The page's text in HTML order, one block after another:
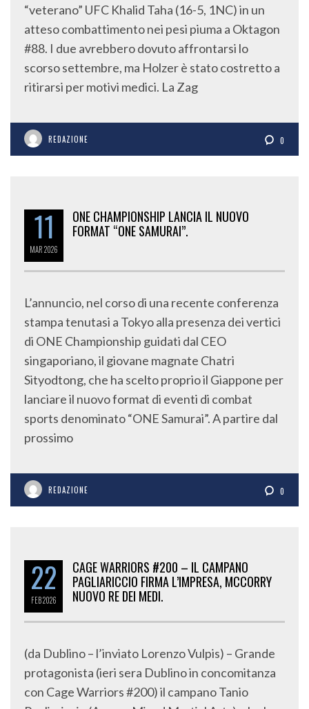
“veterano” UFC Khalid Taha (16-5, 1NC) in un
atteso combattimento nei pesi piuma a Oktagon
#88. I due avrebbero dovuto affrontarsi lo
scorso settembre, ma Holzer è stato costretto a
ritirarsi per motivi medici. La Zag
REDAZIONE 0
11
MAR2026
ONE CHAMPIONSHIP LANCIA IL NUOVO
FORMAT “ONE SAMURAI”.
L’annuncio, nel corso di una recente conferenza
stampa tenutasi a Tokyo alla presenza dei vertici
di ONE Championship guidati dal CEO
singaporiano, il giovane magnate Chatri
Sityodtong, che ha scelto proprio il Giappone per
lanciare il nuovo format di eventi di combat
sports denominato “ONE Samurai”. A partire dal
prossimo
REDAZIONE 0
22
FEB2026
CAGE WARRIORS #200 – IL CAMPANO
PAGLIARICCIO FIRMA L’IMPRESA, MCCORRY
NUOVO RE DEI MEDI.
(da Dublino – l’inviato Lorenzo Vulpis) – Grande
protagonista (ieri sera Dublino in concomitanza
con Cage Warriors #200) il campano Tanio